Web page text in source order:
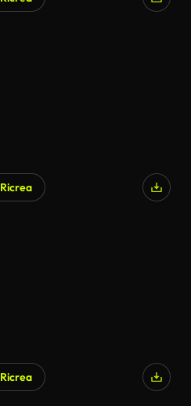
Ricrea
Ricrea